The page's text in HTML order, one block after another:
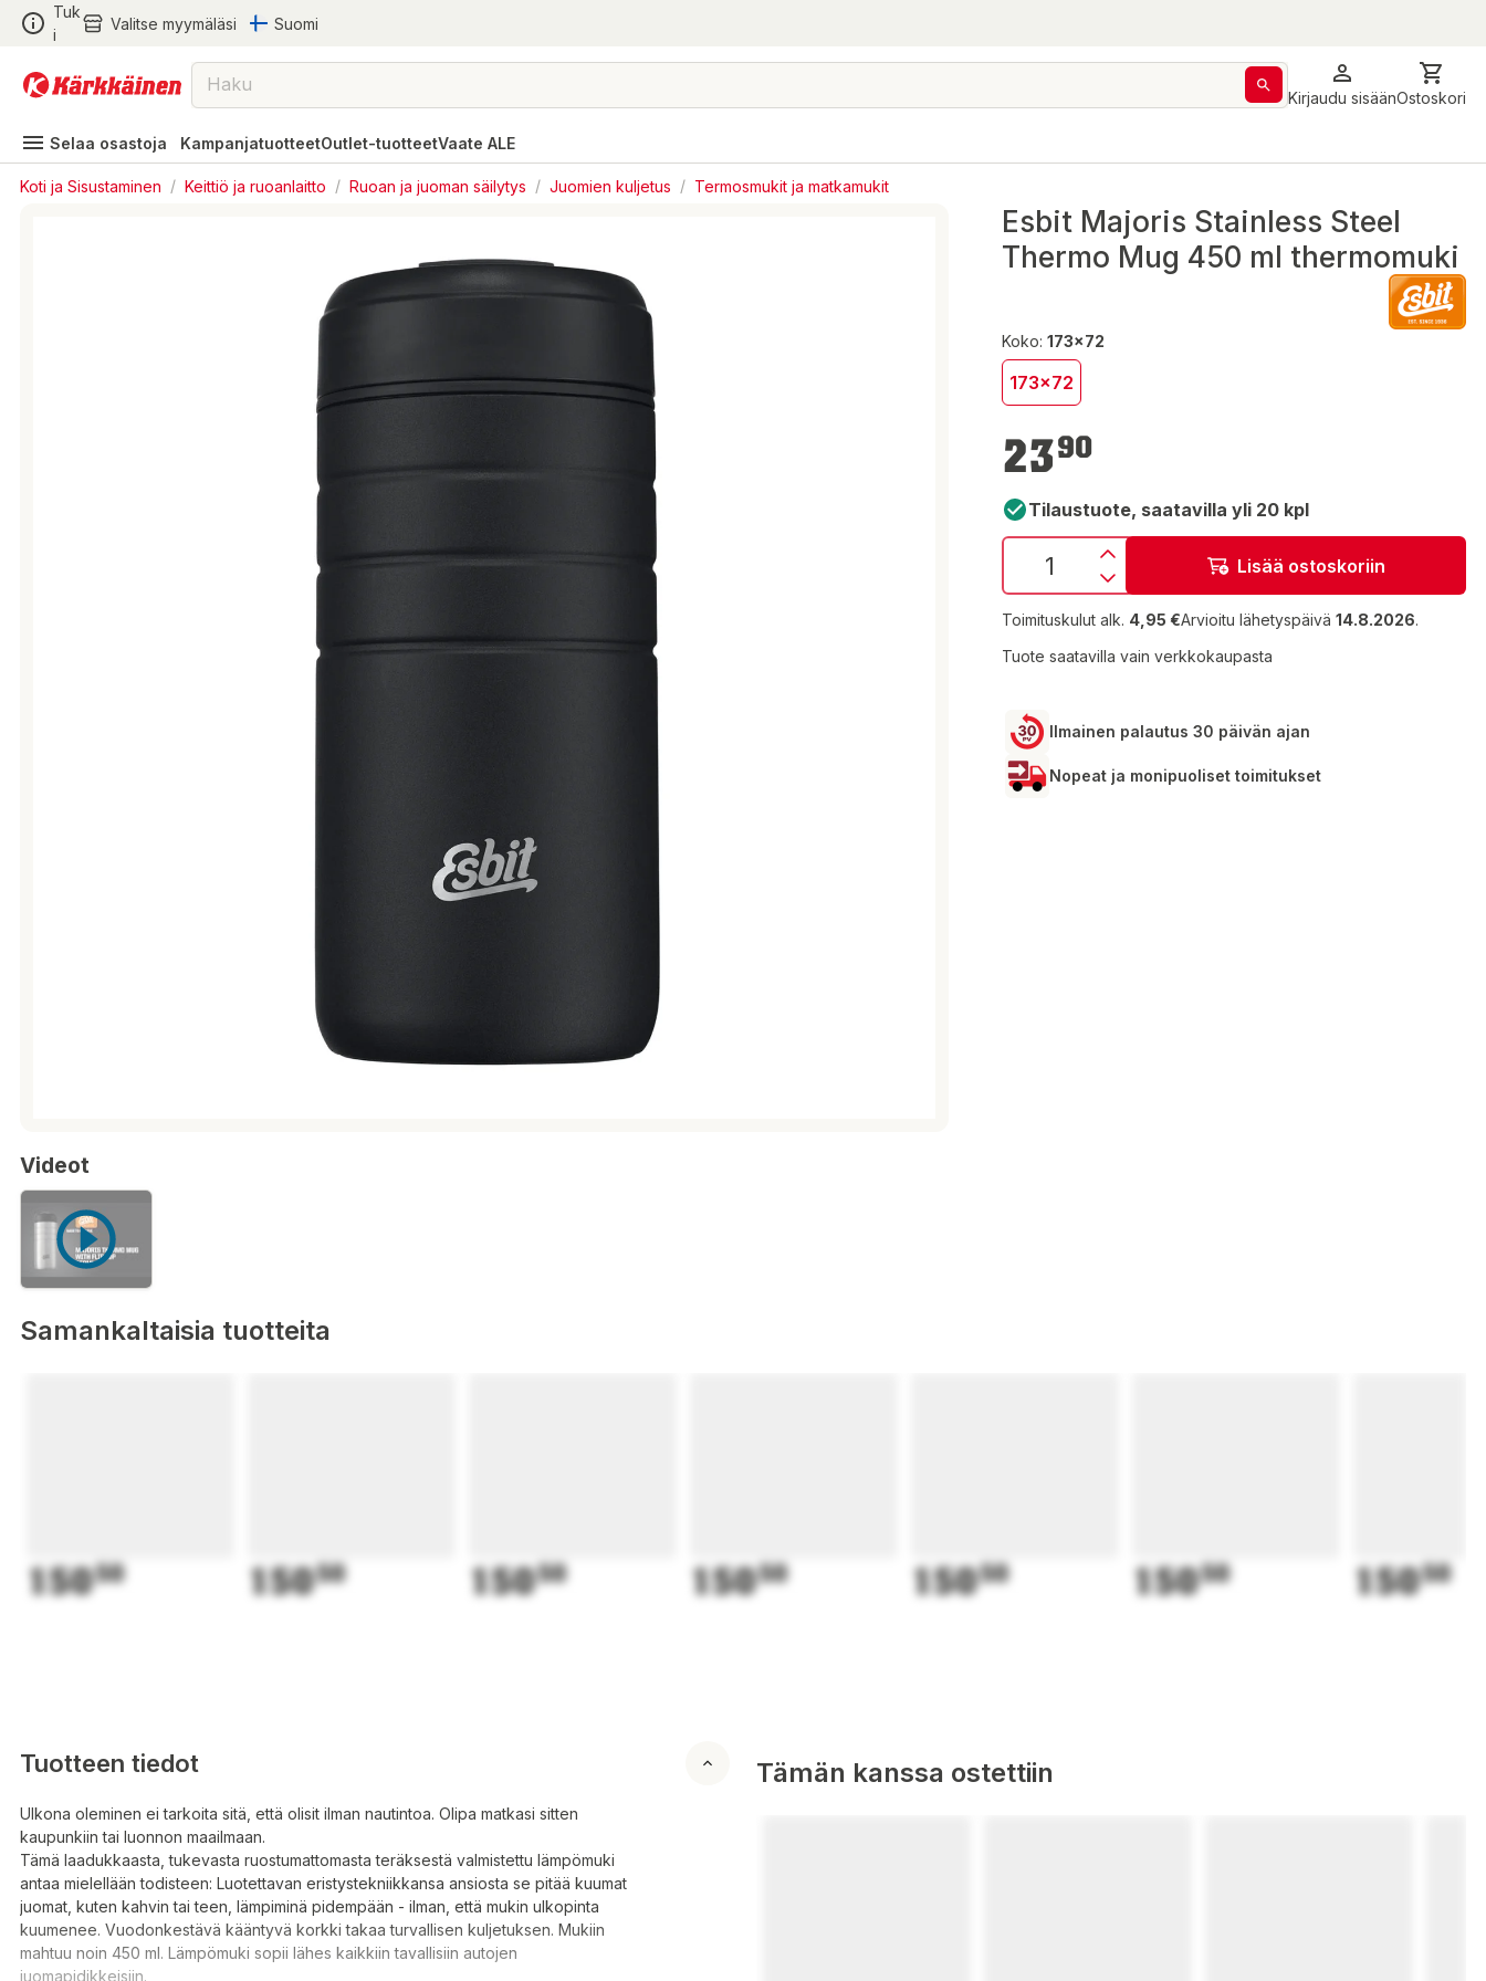
Tuk
i
Valitse myymäläsi Suomi
Kirjaudu sisäänOstoskori
Selaa osastoja KampanjatuotteetOutlet-tuotteetVaate ALE
Koti ja Sisustaminen / Keittiö ja ruoanlaitto / Ruoan ja juoman säilytys / Juomien kuljetus / Termosmukit ja matkamukit
Videot
Esbit Majoris Stainless Steel
Thermo Mug 450 ml thermomuki
Koko: 173x72
173x72
2390
Tilaustuote, saatavilla yli 20 kpl
Lisää ostoskoriin
Toimituskulut alk. 4,95 €Arvioitu lähetyspäivä 14.8.2026.
Tuote saatavilla vain verkkokaupasta
Ilmainen palautus 30 päivän ajan
Nopeat ja monipuoliset toimitukset
Samankaltaisia tuotteita
15050 15050 15050 15050 15050 15050 15050
Tuotteen tiedot
Ulkona oleminen ei tarkoita sitä, että olisit ilman nautintoa. Olipa matkasi sitten
kaupunkiin tai luonnon maailmaan.
Tämä laadukkaasta, tukevasta ruostumattomasta teräksestä valmistettu lämpömuki
antaa mielellään todisteen: Luotettavan eristystekniikkansa ansiosta se pitää kuumat
juomat, kuten kahvin tai teen, lämpiminä pidempään - ilman, että mukin ulkopinta
kuumenee. Vuodonkestävä kääntyvä korkki takaa turvallisen kuljetuksen. Mukiin
mahtuu noin 450 ml. Lämpömuki sopii lähes kaikkiin tavallisiin autojen
juomapidikkeisiin.
Tämän kanssa ostettiin